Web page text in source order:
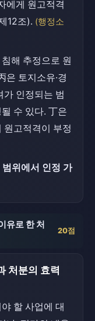
에게 원고적격
12조). (행정소
해 추정으로 원
은 토지소유·경
가 인정되는 범
수 있다. 丁은
원고적격이 부정
범위에서 인정 가
유로 한 처
20점
처분의 효력
할 사업에 대